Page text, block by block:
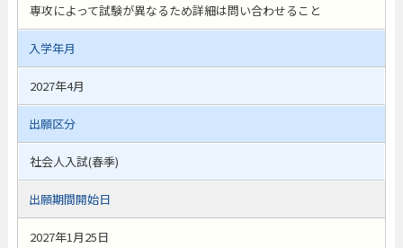
専攻によって試験が異なるため詳細は問い合わせること
入学年月
2027年4月
出願区分
社会人入試(春季)
出願期間開始日
2027年1月25日